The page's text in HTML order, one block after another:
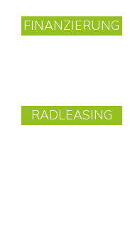
FINANZIERUNG
RADLEASING